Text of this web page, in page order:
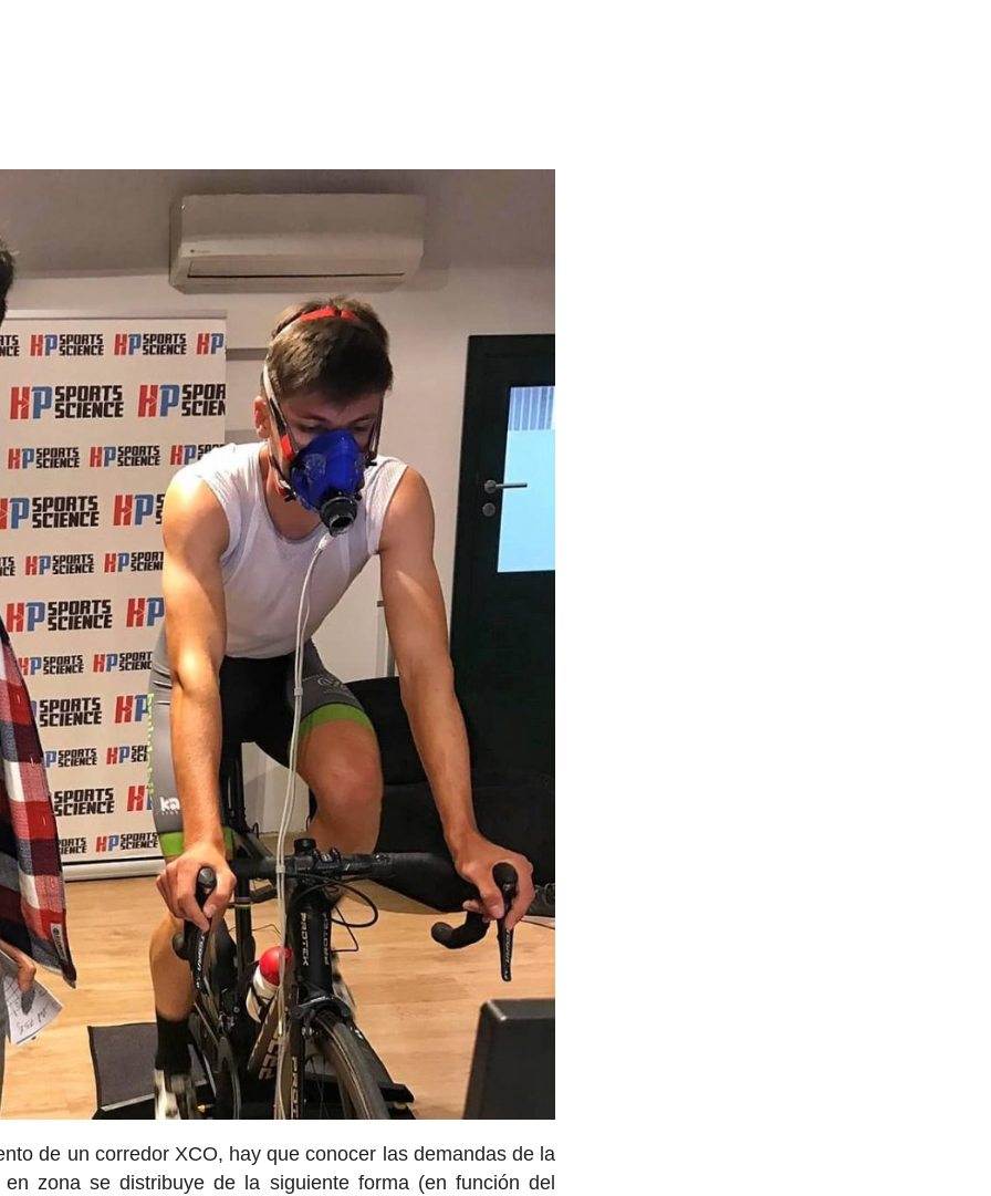
de un corredor XCO, hay que conocer las demandas de la
zona se distribuye de la siguiente forma (en función del